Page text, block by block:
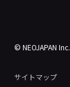
© NEOJAPAN Inc.
サイトマップ